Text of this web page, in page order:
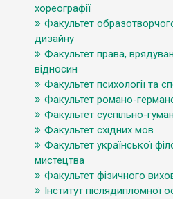
хореографії
Факультет
дизайну
Факультет права,
відносин
Факультет психології та
Факультет романо-
Факультет суспільно-
Факультет східних мов
Факультет української
мистецтва
Факультет фізичного
Інститут післядипломної